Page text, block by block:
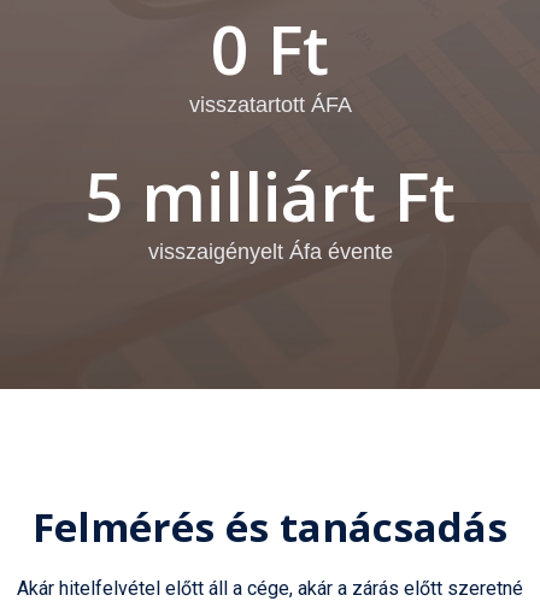
0 Ft
visszatartott ÁFA
5 milliárt Ft
visszaigényelt Áfa évente
Felmérés és tanácsadás
Akár hitelfelvétel előtt áll a cége, akár a zárás előtt szeretné